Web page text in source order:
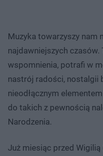
Muzyka towarzyszy nam
najdawniejszych czasów.
wspomnienia, potrafi w
nastrój radości, nostalgii
nieodłącznym
do takich z pewnością
Narodzenia.
Już miesiąc przed